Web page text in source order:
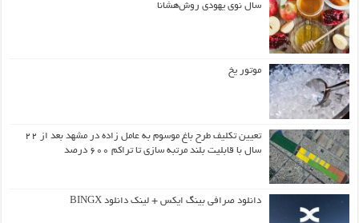
سال نوی یهودی روش‌هشانا
موتور یخ
تعیین تکلیف طرح باغ موسوم به عامل زاده در مشهد بعد از ۲۲
سال با قابلیت بلند مرتبه سازی تا تراکم ۶۰۰ درصد
دانلود صرافی بینگ ایکس + لینک دانلود BINGX